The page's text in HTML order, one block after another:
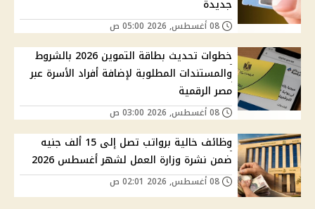
جديدة
خطوات تحديث بطاقة التموين 2026 بالشروط
والمستندات المطلوبة لإضافة أفراد الأسرة عبر
مصر الرقمية
وظائف خالية برواتب تصل إلى 15 ألف جنيه
ضمن نشرة وزارة العمل لشهر أغسطس 2026